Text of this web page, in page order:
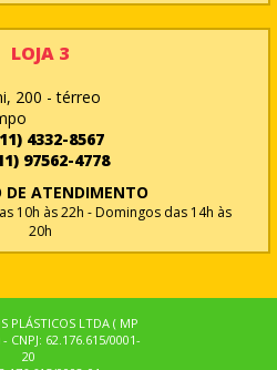
LOJA 3
200 - térreo
4332-8567
97562-4778
DE ATENDIMENTO
10h às 22h - Domingos das 14h às
20h
PLÁSTICOS LTDA ( MP
- CNPJ: 62.176.615/0001-
20